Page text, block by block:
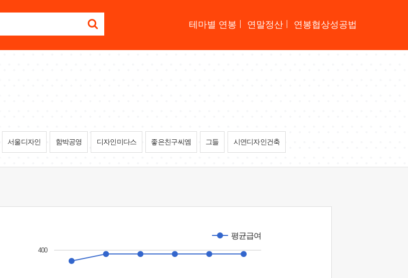
테마별 연봉 연말정산 연봉협상성공법
서울디자인 함박공영 디자인미다스 좋은친구씨엠 그들 시연디자인건축
평균급여
400